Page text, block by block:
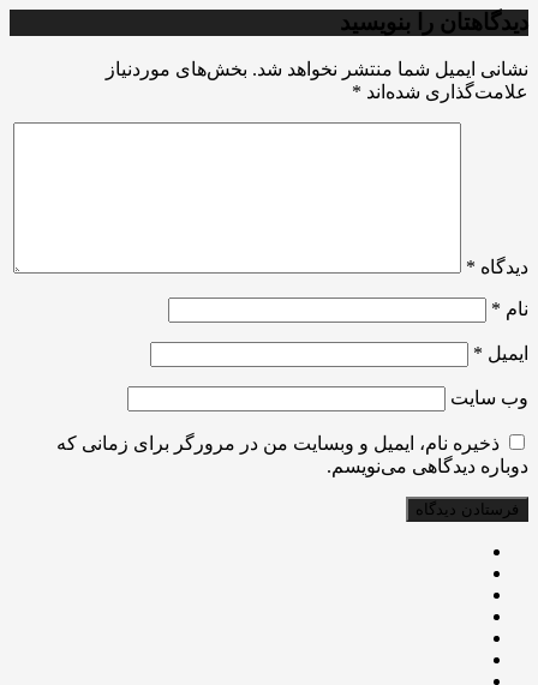
دیدگاهتان را بنویسید
نشانی ایمیل شما منتشر نخواهد شد. بخش‌های موردنیاز
علامت‌گذاری شده‌اند *
دیدگاه *
نام *
ایمیل *
وب‌ سایت
ذخیره نام، ایمیل و وبسایت من در مرورگر برای زمانی که
دوباره دیدگاهی می‌نویسم.